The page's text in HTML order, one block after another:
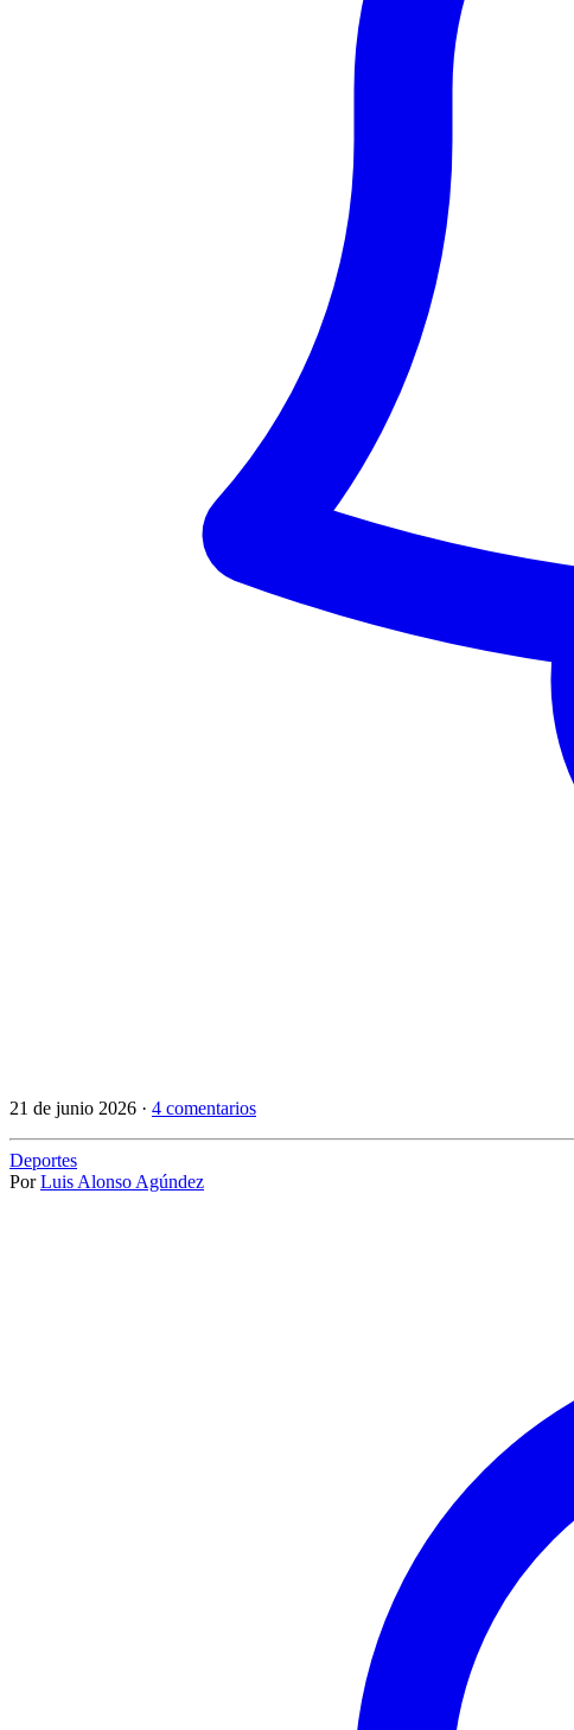
21 de junio 2026 · 4 comentarios
Deportes
Por Luis Alonso Agúndez